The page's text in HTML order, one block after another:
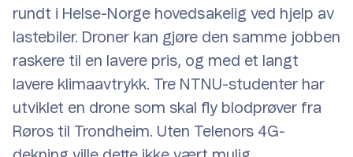
rundt i Helse-Norge hovedsakelig ved hjelp av
lastebiler. Droner kan gjøre den samme jobben
raskere til en lavere pris, og med et langt
lavere klimaavtrykk. Tre NTNU-studenter har
utviklet en drone som skal fly blodprøver fra
Røros til Trondheim. Uten Telenors 4G-